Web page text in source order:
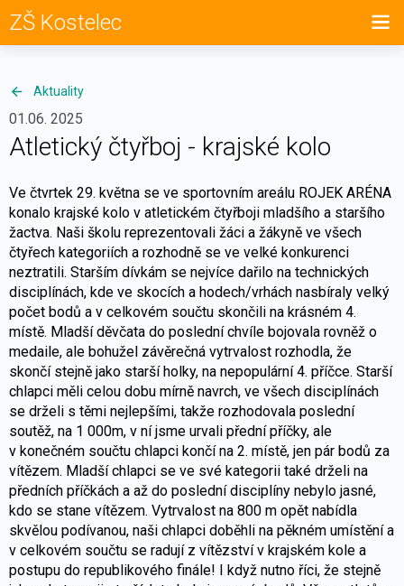
ZŠ Kostelec
Aktuality
01.06. 2025
Atletický čtyřboj - krajské kolo
Ve čtvrtek 29. května se ve sportovním areálu ROJEK ARÉNA
konalo krajské kolo v atletickém čtyřboji mladšího a staršího
žactva. Naši školu reprezentovali žáci a žákyně ve všech
čtyřech kategoriích a rozhodně se ve velké konkurenci
neztratili. Starším dívkám se nejvíce dařilo na technických
disciplínách, kde ve skocích a hodech/vrhách nasbíraly velký
počet bodů a v celkovém součtu skončili na krásném 4.
místě. Mladší děvčata do poslední chvíle bojovala rovněž o
medaile, ale bohužel závěrečná vytrvalost rozhodla, že
skončí stejně jako starší holky, na nepopulární 4. příčce. Starší
chlapci měli celou dobu mírně navrch, ve všech disciplínách
se drželi s těmi nejlepšími, takže rozhodovala poslední
soutěž, na 1 000m, v ní jsme urvali přední příčky, ale
v konečném součtu chlapci končí na 2. místě, jen pár bodů za
vítězem. Mladší chlapci se ve své kategorii také drželi na
předních příčkách a až do poslední disciplíny nebylo jasné,
kdo se stane vítězem. Vytrvalost na 800 m opět nabídla
skvělou podívanou, naši chlapci doběhli na pěkném umístění a
v celkovém součtu se radují z vítězství v krajském kole a
postupu do republikového finále! I když nutno říci, že stejně